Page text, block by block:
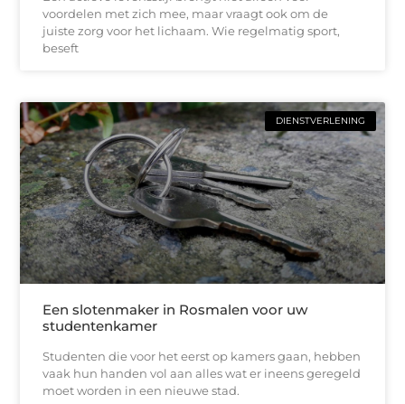
voordelen met zich mee, maar vraagt ook om de
juiste zorg voor het lichaam. Wie regelmatig sport,
beseft
DIENSTVERLENING
Een slotenmaker in Rosmalen voor uw
studentenkamer
Studenten die voor het eerst op kamers gaan, hebben
vaak hun handen vol aan alles wat er ineens geregeld
moet worden in een nieuwe stad.